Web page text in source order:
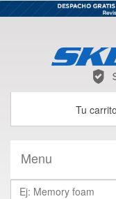
Tu
Menu